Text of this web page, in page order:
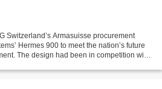
Switzerland’s Armasuisse procurement
Hermes 900 to meet the nation’s future
The design had been in competition with